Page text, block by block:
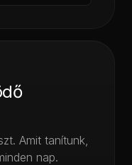
Amit tanítunk,
nap.